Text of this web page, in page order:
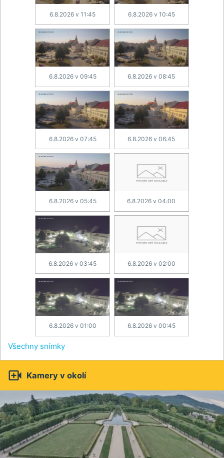
6.8.2026 v 11:45 6.8.2026 v 10:45
6.8.2026 v 09:45 6.8.2026 v 08:45
6.8.2026 v 07:45 6.8.2026 v 06:45
6.8.2026 v 05:45 6.8.2026 v 04:00
6.8.2026 v 03:45 6.8.2026 v 02:00
6.8.2026 v 01:00 6.8.2026 v 00:45
Všechny snímky
 Kamery v okolí